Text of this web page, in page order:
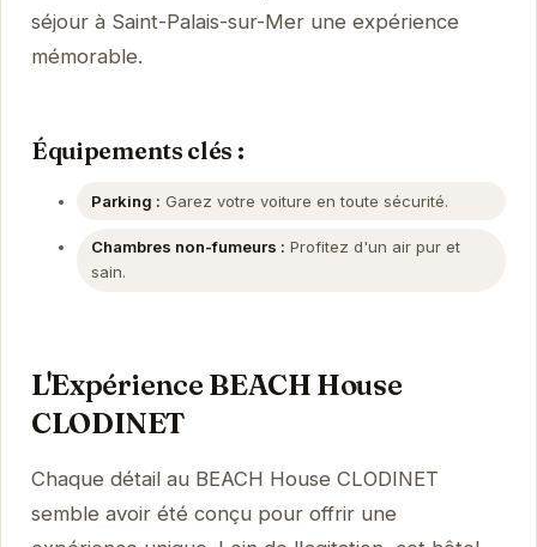
séjour à Saint-Palais-sur-Mer une expérience
mémorable.
Équipements clés :
Parking : Garez votre voiture en toute sécurité.
Chambres non-fumeurs : Profitez d'un air pur et
sain.
L'Expérience BEACH House
CLODINET
Chaque détail au BEACH House CLODINET
semble avoir été conçu pour offrir une